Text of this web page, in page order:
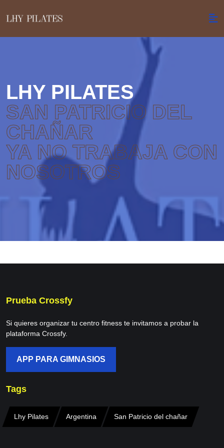
LHY PILATES
SAN PATRICIO DEL
CHAÑAR
YA NO TRABAJA CON
NOSOTROS
Prueba Crossfy
Si quieres organizar tu centro fitness te invitamos a probar la
plataforma Crossfy.
APP PARA GIMNASIOS
Tags
Lhy Pilates Argentina San Patricio del chañar